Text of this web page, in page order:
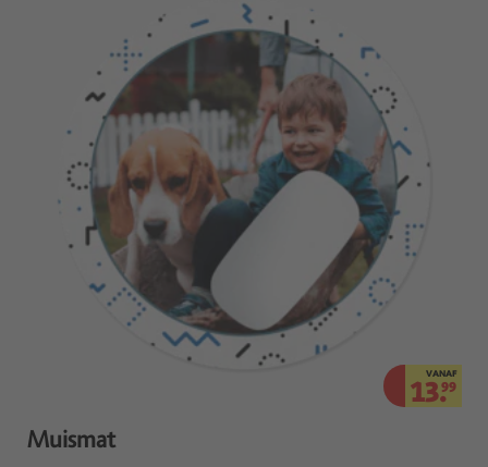
VANAF
13.99
Muismat